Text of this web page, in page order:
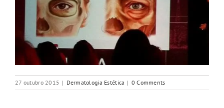
27 outubro 2015 | Dermatologia Estética | 0 Comments